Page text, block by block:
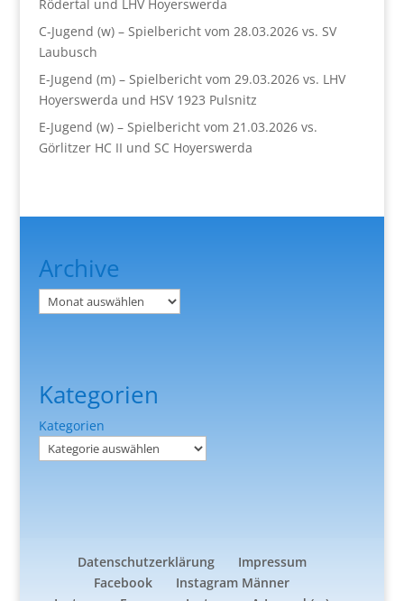
Rödertal und LHV Hoyerswerda
C-Jugend (w) – Spielbericht vom 28.03.2026 vs. SV
Laubusch
E-Jugend (m) – Spielbericht vom 29.03.2026 vs. LHV
Hoyerswerda und HSV 1923 Pulsnitz
E-Jugend (w) – Spielbericht vom 21.03.2026 vs.
Görlitzer HC II und SC Hoyerswerda
Archive
Archiv
Kategorien
Kategorien
Datenschutzerklärung
Impressum
Facebook
Instagram Männer